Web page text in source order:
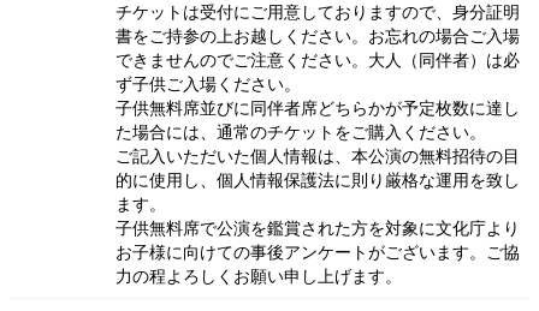
チケットは受付にご用意しておりますので、身分証明
書をご持参の上お越しください。お忘れの場合ご入場
できませんのでご注意ください。 大人（同伴者）は必
ず子供ご入場ください。
子供無料席並びに同伴者席どちらかが予定枚数に達し
た場合には、通常のチケットをご購入ください。
ご記入いただいた個人情報は、本公演の無料招待の目
的に使用し、個人情報保護法に則り厳格な運用を致し
ます。
子供無料席で公演を鑑賞された方を対象に文化庁より
お子様に向けての事後アンケートがございます。ご協
力の程よろしくお願い申し上げます。